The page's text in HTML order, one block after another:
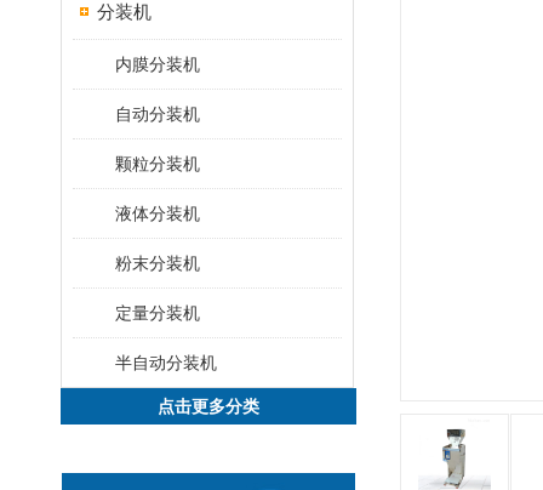
分装机
内膜分装机
自动分装机
颗粒分装机
液体分装机
粉末分装机
定量分装机
半自动分装机
点击更多分类